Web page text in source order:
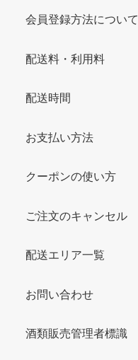
会員登録方法について
配送料・利用料
配送時間
お支払い方法
クーポンの使い方
ご注文のキャンセル
配送エリア一覧
お問い合わせ
酒類販売管理者標識